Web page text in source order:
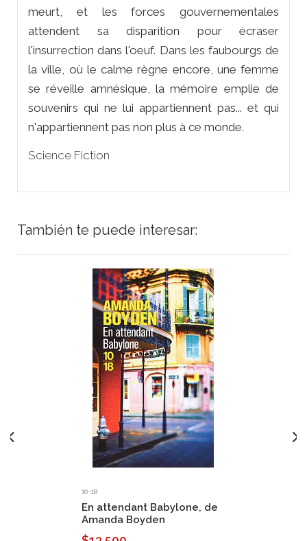
meurt, et les forces gouvernementales
attendent sa disparition pour écraser
l'insurrection dans l'oeuf. Dans les faubourgs de
la ville, où le calme règne encore, une femme
se réveille amnésique, la mémoire emplie de
souvenirs qui ne lui appartiennent pas... et qui
n'appartiennent pas non plus à ce monde.
Science Fiction
También te puede interesar:
10-18
En attendant Babylone, de
Amanda Boyden